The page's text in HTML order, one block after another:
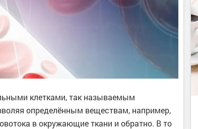
клетками, так называемым
определённым веществам, например,
в окружающие ткани и обратно. В то